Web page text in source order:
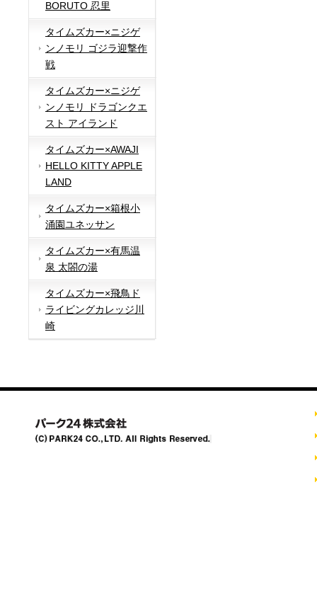
BORUTO 忍里
タイムズカー×ニジゲ
ンノモリ ゴジラ迎撃作
戦
タイムズカー×ニジゲ
ンノモリ ドラゴンクエ
スト アイランド
タイムズカー×AWAJI
HELLO KITTY APPLE
LAND
タイムズカー×箱根小
涌園ユネッサン
タイムズカー×有馬温
泉 太閤の湯
タイムズカー×飛鳥ド
ライビングカレッジ川
崎